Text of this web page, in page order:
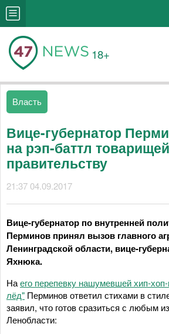
18+
Власть
Вице-губернатор
на рэп-баттл
правительству
21:37 04.09.2017
Вице-губернатор по внутренней
Перминов принял вызов главного
Ленинградской области, вице-
Яхнюка.
Наего перепевку нашумевшей хип-
лёд" Перминов ответил стихами в
заявил, что готов сразиться с любым
Ленобласти: